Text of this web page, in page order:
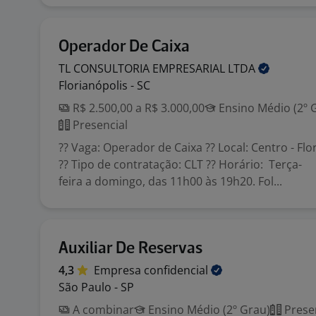
Operador De Caixa
TL CONSULTORIA EMPRESARIAL LTDA
Florianópolis - SC
R$ 2.500,00 a R$ 3.000,00
Ensino Médio (2º
Presencial
?? Vaga: Operador de Caixa ?? Local: Centro -
?? Tipo de contratação: CLT ?? Horário: Terça-
feira a domingo, das 11h00 às 19h20. Fol...
Auxiliar De Reservas
4,3 Empresa confidencial
São Paulo - SP
A combinar
Ensino Médio (2º Grau)